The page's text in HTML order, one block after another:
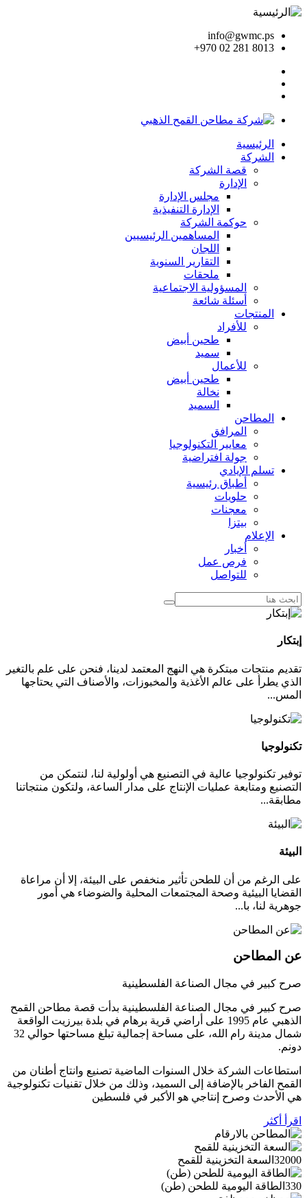
info@gwmc.ps
+970 02 281 8013
الرئيسية
الشركة
قصة الشركة
الإدارة
مجلس الإدارة
الإدارة التنفيذية
حوكمة الشركة
المساهمين الرئيسيين
اللجان
التقارير السنوية
ملحقات
المسؤولية الاجتماعية
أسئلة شائعة
المنتجات
للأفراد
طحين أبيض
سميد
للأعمال
طحين أبيض
نخالة
السميد
المطاحن
المرافق
معايير التكنولوجيا
جولة افتراضية
تسلم الإيادي
أطباق رئيسية
حلويات
معجنات
بيتزا
الإعلام
أخبار
فرص عمل
للتواصل
إبتكار
تقديم منتجات مبتكرة هي النهج المعتمد لدينا، فنحن على علم بالتغير
الذي يطرأ على عالم الأغذية والمخبوزات، والأصناف التي يحتاجها
المس...
تكنولوجيا
توفير تكنولوجيا عالية في التصنيع هي أولولية لنا، لنتمكن من
التصنيع ومتابعة عمليات الإنتاج على مدار الساعة، ولتكون منتجاتنا
مطابقة...
البيئة
على الرغم من أن للطحن تأثير منخفص على البيئة، إلا أن مراعاة
القضايا البيئية وصحة المجتمعات المحلية والضوضاء هي أمور
جوهرية لنا، با...
عن المطاحن
صرح كبير في مجال الصناعة الفلسطينية
صرح كبير في مجال الصناعة الفلسطينية بدأت قصة مطاحن القمح
الذهبي عام 1995 على أراضي قرية برهام في بلدة بيرزيت الواقعة
شمال مدينة رام الله، على مساحة إجمالية تبلغ مساحتها حوالي 32
دونم.
استطاعات الشركة خلال السنوات الماضية تصنيع وانتاج أطنان من
القمح الفاخر بالإضافة إلى السميد، وذلك من خلال تقنيات تكنولوجية
هي الأحدث وصرح إنتاجي هو الأكبر في فلسطين
اقرأ أكثر
32000 السعة التخزينية للقمح
330 الطاقة اليومية للطحن (طن)